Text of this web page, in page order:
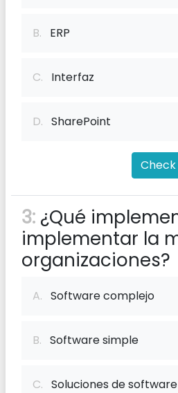
B. ERP
C. Interfaz
D. SharePoint
3: ¿Qué
implementar la
organizaciones?
A. Software complejo
B. Software simple
C. Soluciones de